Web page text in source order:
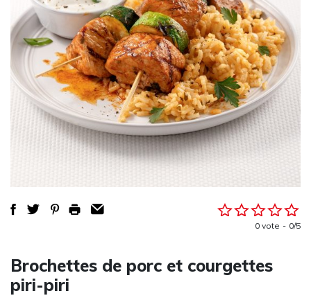
0 vote 0/5
Brochettes de porc et courgettes
piri-piri